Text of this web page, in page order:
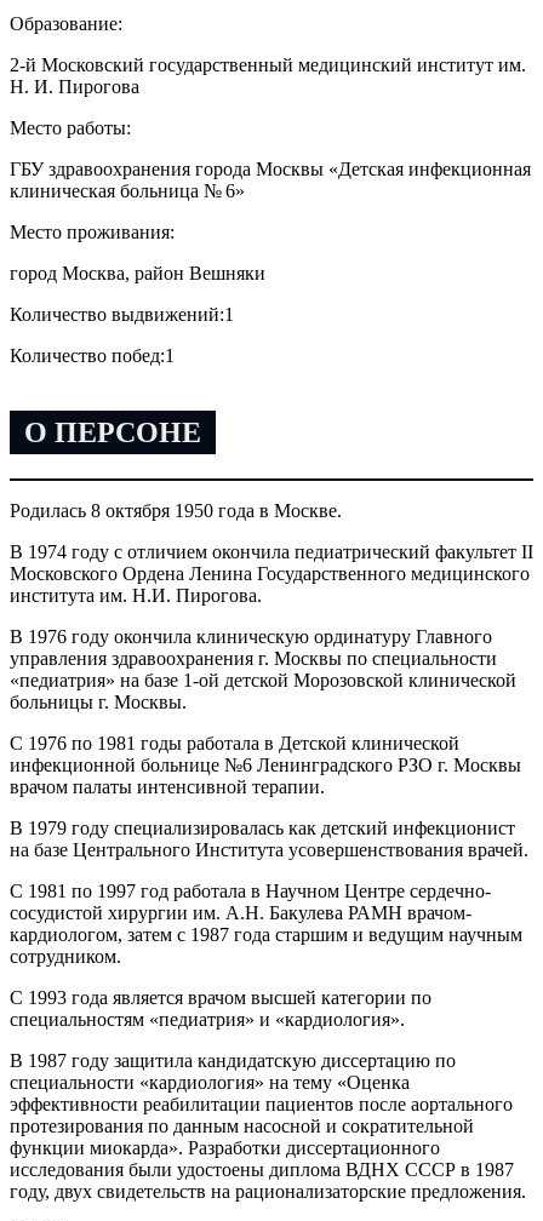
Образование:
2-й Московский государственный медицинский институт им.
Н. И. Пирогова
Место работы:
ГБУ здравоохранения города Москвы «Детская инфекционная
клиническая больница № 6»
Место проживания:
город Москва, район Вешняки
Количество выдвижений:1
Количество побед:1
О ПЕРСОНЕ
Родилась 8 октября 1950 года в Москве.
В 1974 году с отличием окончила педиатрический факультет II
Московского Ордена Ленина Государственного медицинского
института им. Н.И. Пирогова.
В 1976 году окончила клиническую ординатуру Главного
управления здравоохранения г. Москвы по специальности
«педиатрия» на базе 1-ой детской Морозовской клинической
больницы г. Москвы.
С 1976 по 1981 годы работала в Детской клинической
инфекционной больнице №6 Ленинградского РЗО г. Москвы
врачом палаты интенсивной терапии.
В 1979 году специализировалась как детский инфекционист
на базе Центрального Института усовершенствования врачей.
С 1981 по 1997 год работала в Научном Центре сердечно-
сосудистой хирургии им. А.Н. Бакулева РАМН врачом-
кардиологом, затем с 1987 года старшим и ведущим научным
сотрудником.
С 1993 года является врачом высшей категории по
специальностям «педиатрия» и «кардиология».
В 1987 году защитила кандидатскую диссертацию по
специальности «кардиология» на тему «Оценка
эффективности реабилитации пациентов после аортального
протезирования по данным насосной и сократительной
функции миокарда». Разработки диссертационного
исследования были удостоены диплома ВДНХ СССР в 1987
году, двух свидетельств на рационализаторские предложения.